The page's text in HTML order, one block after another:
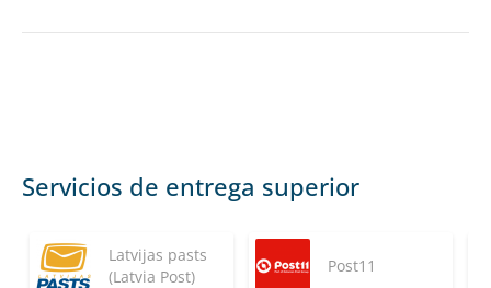
Servicios de entrega superior
Latvijas pasts
(Latvia Post)
Post11